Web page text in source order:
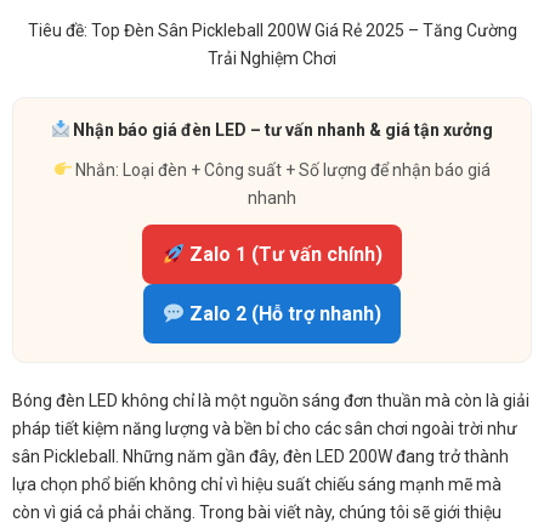
Tiêu đề: Top Đèn Sân Pickleball 200W Giá Rẻ 2025 – Tăng Cường
Trải Nghiệm Chơi
Nhận báo giá đèn LED – tư vấn nhanh & giá tận xưởng
Nhắn: Loại đèn + Công suất + Số lượng để nhận báo giá
nhanh
Zalo 1 (Tư vấn chính)
Zalo 2 (Hỗ trợ nhanh)
Bóng đèn LED không chỉ là một nguồn sáng đơn thuần mà còn là giải
pháp tiết kiệm năng lượng và bền bỉ cho các sân chơi ngoài trời như
sân Pickleball. Những năm gần đây, đèn LED 200W đang trở thành
lựa chọn phổ biến không chỉ vì hiệu suất chiếu sáng mạnh mẽ mà
còn vì giá cả phải chăng. Trong bài viết này, chúng tôi sẽ giới thiệu